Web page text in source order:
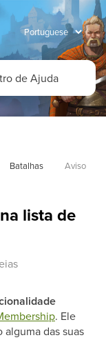
Batalhas
Aviso
lista de
. Ele
das suas